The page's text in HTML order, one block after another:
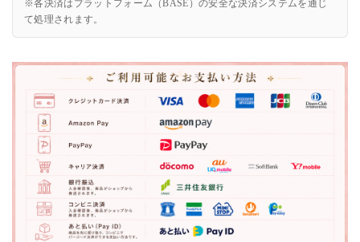
※各決済はプラットフォーム（BASE）の安全な決済システムを通じ
て処理されます。